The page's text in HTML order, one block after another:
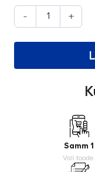
- +
Samm 1
Vali toode.